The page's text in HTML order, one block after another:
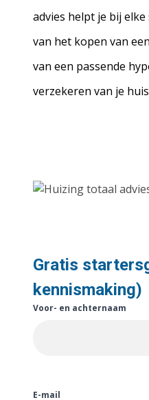
advies helpt je bij
van het kopen van
van een passende
verzekeren van je
Gratis
kennismaking)
Voor- en achternaam
E-mail